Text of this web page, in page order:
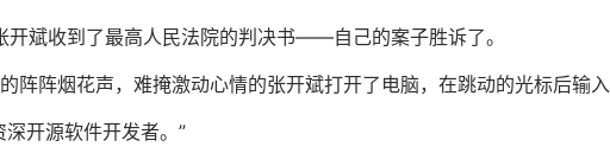
斌收到了最高人民法院的判决书——自己的案子胜诉了。
阵阵烟花声，难掩激动心情的张开斌打开了电脑，在跳动的光标后输
开源软件开发者。”